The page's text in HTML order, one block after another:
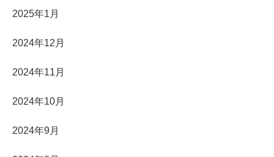
2025年1月
2024年12月
2024年11月
2024年10月
2024年9月